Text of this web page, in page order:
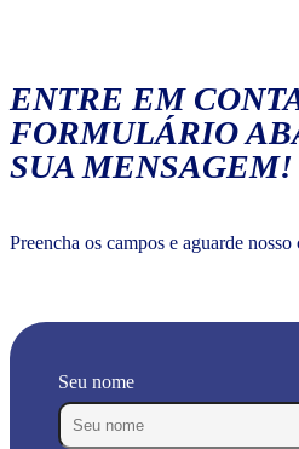
ENTRE EM
FORMULÁRIO
SUA MENSAGEM!
Preencha os campos e aguarde nosso
Seu nome